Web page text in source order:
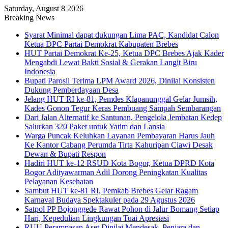
Saturday, August 8 2026
Breaking News
Syarat Minimal dapat dukungan Lima PAC, Kandidat Calon
Ketua DPC Partai Demokrat Kabupaten Brebes
HUT Partai Demokrat Ke-25, Ketua DPC Brebes Ajak Kader
Mengabdi Lewat Bakti Sosial & Gerakan Langit Biru
Indonesia
Bupati Parosil Terima LPM Award 2026, Dinilai Konsisten
Dukung Pemberdayaan Desa
Jelang HUT RI ke-81, Pemdes Klapanunggal Gelar Jumsih,
Kades Gonon Tegur Keras Pembuang Sampah Sembarangan
Dari Jalan Alternatif ke Santunan, Pengelola Jembatan Kedep
Salurkan 320 Paket untuk Yatim dan Lansia
Warga Puncak Keluhkan Layanan Pembayaran Harus Jauh
Ke Kantor Cabang Perumda Tirta Kahuripan Ciawi Desak
Dewan & Bupati Respon
Hadiri HUT ke-12 RSUD Kota Bogor, Ketua DPRD Kota
Bogor Adityawarman Adil Dorong Peningkatan Kualitas
Pelayanan Kesehatan
Sambut HUT ke-81 RI, Pemkab Brebes Gelar Ragam
Karnaval Budaya Spektakuler pada 29 Agustus 2026
Satpol PP Bojonggede Rawat Pohon di Jalur Bomang Setiap
Hari, Kepedulian Lingkungan Tuai Apresiasi